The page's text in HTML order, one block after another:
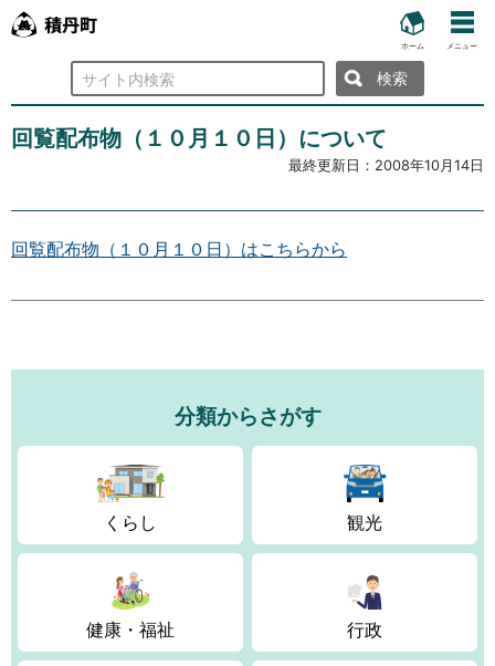
ホーム メニュー
検
索
回覧配布物（１０月１０日）について
最終更新日： 2008年10月14日
回覧配布物（１０月１０日）はこちらから
分類からさがす
くらし 観光
健康・福祉 行政